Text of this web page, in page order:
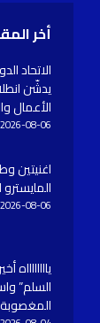
أخر
الاتحاد
يدشّن
الأعمال
2026-08-06
اغنيتين
2026-08-06
السلم”
المغصوبة